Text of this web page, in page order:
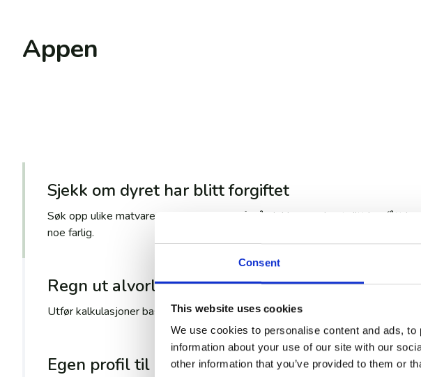
Consent
This website uses cookies
We use cookies to personalise content and ads,
information about your use of our site with our
other information that you’ve provided to them or
Appen
Sjekk om dyret har blitt forgiftet
Søk opp ulike matvarer eller substanser for å sjekke om dyret ditt har fått i seg
noe farlig.
Regn ut alvorlighetsgrad
Utfør kalkulasjoner basert på dyrets vekt og mengde som er spist.
Egen profil til dine dyr